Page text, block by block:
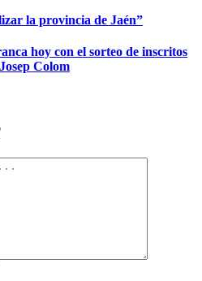
la provincia de Jaén”
hoy con el sorteo de inscritos
Colom